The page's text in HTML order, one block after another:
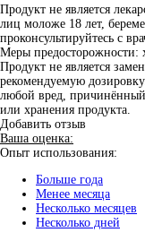
Продукт не является
лиц моложе 18 лет,
проконсультируйтесь с
Меры предосторожности:
Продукт не является
рекомендуемую
любой вред, причинённый
или хранения продукта.
Добавить отзыв
Ваша оценка:
Опыт использования:
Больше года
Менее месяца
Несколько месяцев
Несколько дней